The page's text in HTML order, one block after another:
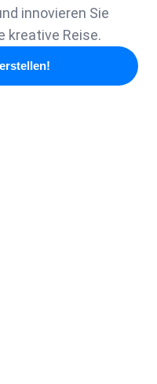
innovieren Sie
kreative Reise.